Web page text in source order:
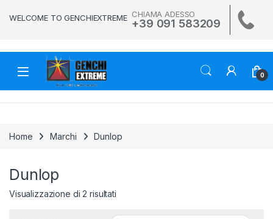
WELCOME TO GENCHIEXTREME CHIAMA ADESSO
+39 091 583209
0
Home Marchi Dunlop
Dunlop
Visualizzazione di 2 risultati